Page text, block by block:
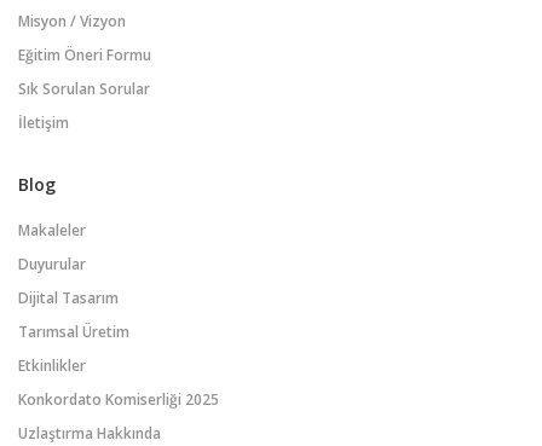
Misyon / Vizyon
Eğitim Öneri Formu
Sık Sorulan Sorular
İletişim
Blog
Makaleler
Duyurular
Dijital Tasarım
Tarımsal Üretim
Etkinlikler
Konkordato Komiserliği 2025
Uzlaştırma Hakkında